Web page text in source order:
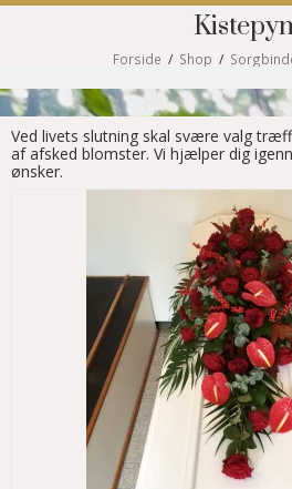
Forside / Shop /
Ved livets slutning skal svære valg
af afsked blomster. Vi hjælper dig
ønsker.